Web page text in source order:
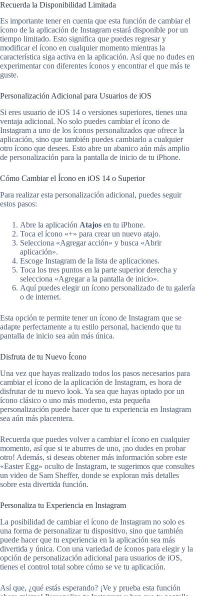
Recuerda la Disponibilidad Limitada
Es importante tener en cuenta que esta función de cambiar el
ícono de la aplicación de Instagram estará disponible por un
tiempo limitado. Esto significa que puedes regresar y
modificar el ícono en cualquier momento mientras la
característica siga activa en la aplicación. Así que no dudes en
experimentar con diferentes íconos y encontrar el que más te
guste.
Personalización Adicional para Usuarios de iOS
Si eres usuario de iOS 14 o versiones superiores, tienes una
ventaja adicional. No solo puedes cambiar el ícono de
Instagram a uno de los íconos personalizados que ofrece la
aplicación, sino que también puedes cambiarlo a cualquier
otro ícono que desees. Esto abre un abanico aún más amplio
de personalización para la pantalla de inicio de tu iPhone.
Cómo Cambiar el Ícono en iOS 14 o Superior
Para realizar esta personalización adicional, puedes seguir
estos pasos:
Abre la aplicación Atajos en tu iPhone.
Toca el ícono «+» para crear un nuevo atajo.
Selecciona «Agregar acción» y busca «Abrir
aplicación».
Escoge Instagram de la lista de aplicaciones.
Toca los tres puntos en la parte superior derecha y
selecciona «Agregar a la pantalla de inicio».
Aquí puedes elegir un ícono personalizado de tu galería
o de internet.
Esta opción te permite tener un ícono de Instagram que se
adapte perfectamente a tu estilo personal, haciendo que tu
pantalla de inicio sea aún más única.
Disfruta de tu Nuevo Ícono
Una vez que hayas realizado todos los pasos necesarios para
cambiar el ícono de la aplicación de Instagram, es hora de
disfrutar de tu nuevo look. Ya sea que hayas optado por un
ícono clásico o uno más moderno, esta pequeña
personalización puede hacer que tu experiencia en Instagram
sea aún más placentera.
Recuerda que puedes volver a cambiar el ícono en cualquier
momento, así que si te aburres de uno, ¡no dudes en probar
otro! Además, si deseas obtener más información sobre este
«Easter Egg» oculto de Instagram, te sugerimos que consultes
un video de Sam Sheffer, donde se exploran más detalles
sobre esta divertida función.
Personaliza tu Experiencia en Instagram
La posibilidad de cambiar el ícono de Instagram no solo es
una forma de personalizar tu dispositivo, sino que también
puede hacer que tu experiencia en la aplicación sea más
divertida y única. Con una variedad de íconos para elegir y la
opción de personalización adicional para usuarios de iOS,
tienes el control total sobre cómo se ve tu aplicación.
Así que, ¿qué estás esperando? ¡Ve y prueba esta función